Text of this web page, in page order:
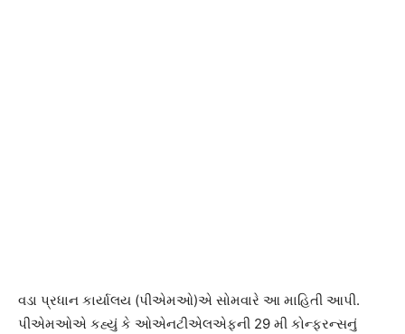
વડા પ્રધાન કાર્યાલય (પીએમઓ)એ સોમવારે આ માહિતી આપી.
પીએમઓએ કહ્યું કે ઓએનટીએલએફની 29 મી કોન્ફરન્સનું